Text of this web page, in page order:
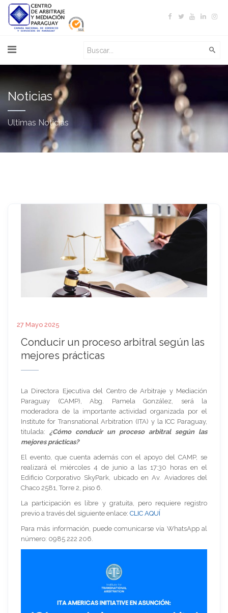
Noticias
Ultimas Noticias
27 Mayo 2025
Conducir un proceso arbitral según las
mejores prácticas
La Directora Ejecutiva del Centro de Arbitraje y Mediación
Paraguay (CAMP), Abg. Pamela González, será la
moderadora de la importante actividad organizada por el
Institute for Transnational Arbitration (ITA) y la ICC Paraguay,
titulada: ¿Cómo conducir un proceso arbitral según las
mejores prácticas?
El evento, que cuenta además con el apoyo del CAMP, se
realizará el miércoles 4 de junio a las 17:30 horas en el
Edificio Corporativo SkyPark, ubicado en Av. Aviadores del
Chaco 2581, Torre 2, piso 6.
La participación es libre y gratuita, pero requiere registro
previo a través del siguiente enlace: CLIC AQUÍ
Para más información, puede comunicarse vía WhatsApp al
número: 0985 222 206.